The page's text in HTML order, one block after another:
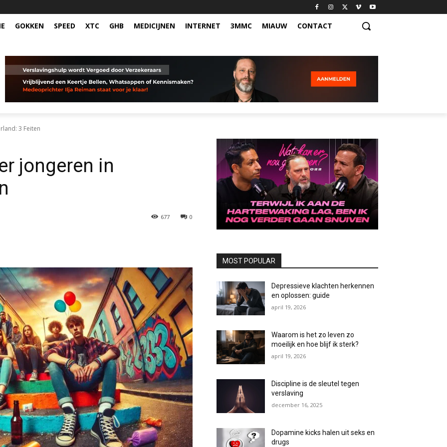
GOKKEN SPEED XTC GHB MEDICIJNEN INTERNET 3MMC MIAUW CONTACT
3 Feiten
jongeren in
0
677
MOST POPULAR
Depressieve klachten herkennen
en oplossen: guide
april 19, 2026
Waarom is het zo leven zo
moeilijk en hoe blijf ik sterk?
april 19, 2026
Discipline is de sleutel tegen
verslaving
december 16, 2025
Dopamine kicks halen uit seks en
drugs